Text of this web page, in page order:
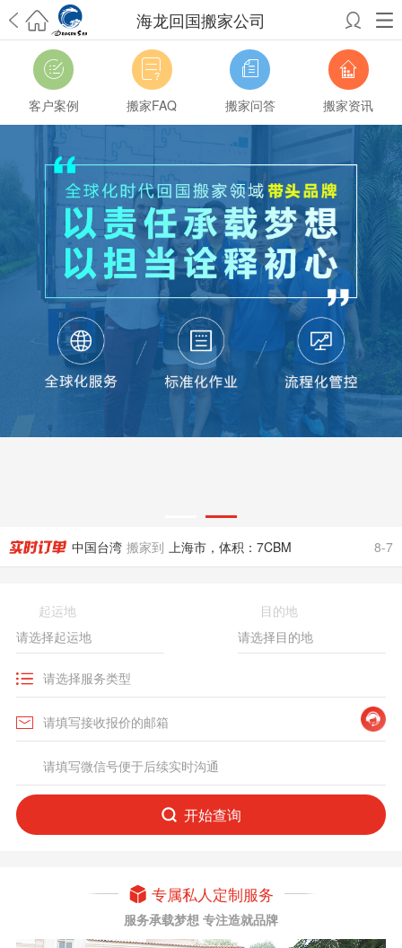
海龙回国搬家公司
希望邮寄国际包裹顺利，从广州市国际快递邮寄到新西兰哪个公司好？
澳洲海运搬家回广州报关清关要怎么做？注意事项有哪些？
青岛市国际
搬家服务到美国，搬家公司有哪些搬家方案？ 大连市国际搬家服务到中
国台湾是一种怎样的体验？有人分享搬家经历吗？
从长沙市国际快递邮
寄到韩国有哪些国际快递方式？用哪种好？ 法国家具国际海运回国的方
法有哪些？具体怎么操作？
国际搬家：家具海运到奥克兰怎么样能省
钱？
跨国搬家服务：扬州跨国搬家到加拿大怎么更有保障？ 新冠疫情会
影响国际搬家吗？上海搬家到新西兰旺格雷有点不一样 北京私人物品运
输到澳大利亚，移民如何跨国搬家？ 上海移民搬家到塞浦路斯，国际搬
家怎么搬省钱？ 昆明搬家到美国，如何打包才能对国际长途运输放心？
从秦皇岛市托运到美国 从重庆市托运到美国 从上海市托运到澳大利亚
从
张家界市托运到美国
从厦门市托运到美国 从张家界市托运到美国
从南京
市搬家到加拿大 从大连市搬家到英国 从佛山市搬家到美国
从北京市搬家
从广州市搬家到比利时 从上海市搬家到意大利
客户案例 搬家FAQ 搬家问答 搬家资讯
中国台湾 搬家到 上海市，体积：7CBM
8-7
加拿大 搬家到 青岛市，体积：1.12CBM
8-7
英国
广州市，体积：0.6CBM
马来西亚
北京市，体积：5.8CBM
英国 搬家到 上海市，体积：0.3CBM
8-7
美国 搬家到
8-7
起运地 目的地
开始查询
专属私人定制服务
服务承载梦想 专注造就品牌